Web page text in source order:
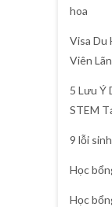
hoa
Visa Du
Viên
5 Lưu Ý
STEM
9 lỗi
Học
Học